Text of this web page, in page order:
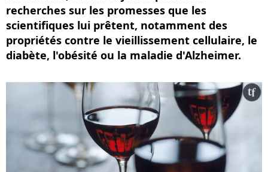
recherches sur les promesses que les
scientifiques lui prêtent, notamment des
propriétés contre le vieillissement cellulaire, le
diabète, l'obésité ou la maladie d'Alzheimer.